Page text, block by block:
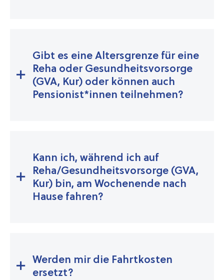
Gibt es eine Altersgrenze für eine
Reha oder Gesundheitsvorsorge
(GVA, Kur) oder können auch
Pension­ist*innen teilnehmen?
Kann ich, während ich auf
Reha/Gesundheitsvorsorge (GVA,
Kur) bin, am Wochenende nach
Hause fahren?
Werden mir die Fahrtkosten
ersetzt?